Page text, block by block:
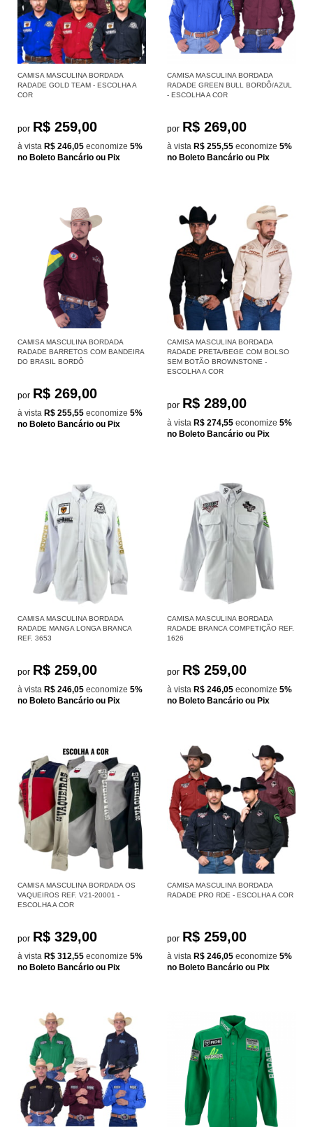
CAMISA MASCULINA BORDADA
RADADE GOLD TEAM - ESCOLHA A
COR
por R$ 259,00
à vista R$ 246,05 economize 5%
no Boleto Bancário ou Pix
CAMISA MASCULINA BORDADA
RADADE GREEN BULL BORDÔ/AZUL
- ESCOLHA A COR
por R$ 269,00
à vista R$ 255,55 economize 5%
no Boleto Bancário ou Pix
CAMISA MASCULINA BORDADA
RADADE BARRETOS COM BANDEIRA
DO BRASIL BORDÔ
por R$ 269,00
à vista R$ 255,55 economize 5%
no Boleto Bancário ou Pix
CAMISA MASCULINA BORDADA
RADADE PRETA/BEGE COM BOLSO
SEM BOTÃO BROWNSTONE -
ESCOLHA A COR
por R$ 289,00
à vista R$ 274,55 economize 5%
no Boleto Bancário ou Pix
CAMISA MASCULINA BORDADA
RADADE MANGA LONGA BRANCA
REF. 3653
por R$ 259,00
à vista R$ 246,05 economize 5%
no Boleto Bancário ou Pix
CAMISA MASCULINA BORDADA
RADADE BRANCA COMPETIÇÃO REF.
1626
por R$ 259,00
à vista R$ 246,05 economize 5%
no Boleto Bancário ou Pix
CAMISA MASCULINA BORDADA OS
VAQUEIROS REF. V21-20001 -
ESCOLHA A COR
por R$ 329,00
à vista R$ 312,55 economize 5%
no Boleto Bancário ou Pix
CAMISA MASCULINA BORDADA
RADADE PRO RDE - ESCOLHA A COR
por R$ 259,00
à vista R$ 246,05 economize 5%
no Boleto Bancário ou Pix